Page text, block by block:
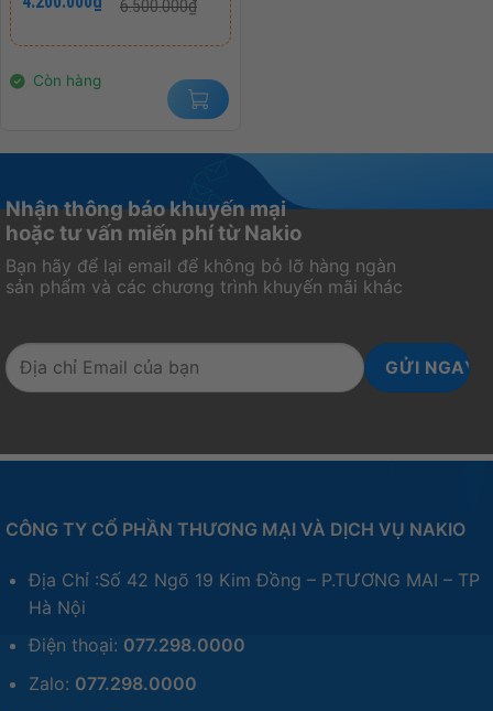
HÃNG 36 THÁNG
6.500.000₫
gốc
6.500.000₫.
hiện
là:
Còn hàng
Nhận thông báo khuyến mại
hoặc tư vấn miến phí từ Nakio
Bạn hãy để lại email để không bỏ lỡ hàng ngàn
sản phẩm và các chương trình khuyến mãi khác
CÔNG TY CỔ PHẦN THƯƠNG MẠI VÀ DỊCH VỤ NAKIO
Địa Chỉ :Số 42 Ngõ 19 Kim Đồng – P.TƯƠNG MAI – TP
Hà Nội
Điện thoại: 077.298.0000
Zalo: 077.298.0000